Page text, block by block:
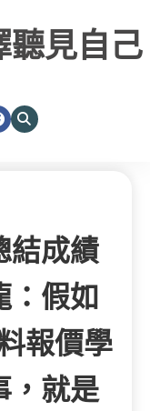
聽見自己
結成績
：假如
報價學
，就是